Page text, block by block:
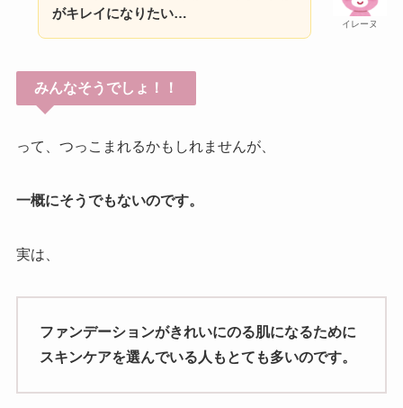
イレーヌ
がキレイになりたい…
みんなそうでしょ！！
って、つっこまれるかもしれませんが、
一概にそうでもないのです。
実は、
ファンデーションがきれいにのる肌になるために
スキンケアを選んでいる人もとても多いのです。